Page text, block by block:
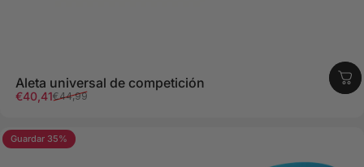
Aleta universal de competición
Precio de oferta
€40,41
Precio regular
€44,99
Guardar 35%